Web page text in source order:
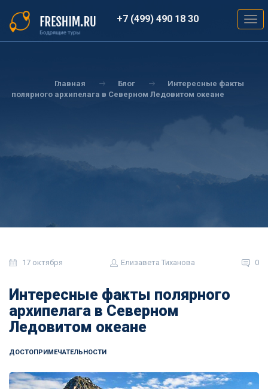
основному
содержанию
+7 (499) 490 18 30
Главная Блог
Интересные факты
полярного архипелага в Северном Ледовитом океане
17 октября Елизавета Тиханова 0
Интересные факты полярного
архипелага в Северном
Ледовитом океане
ДОСТОПРИМЕЧАТЕЛЬНОСТИ